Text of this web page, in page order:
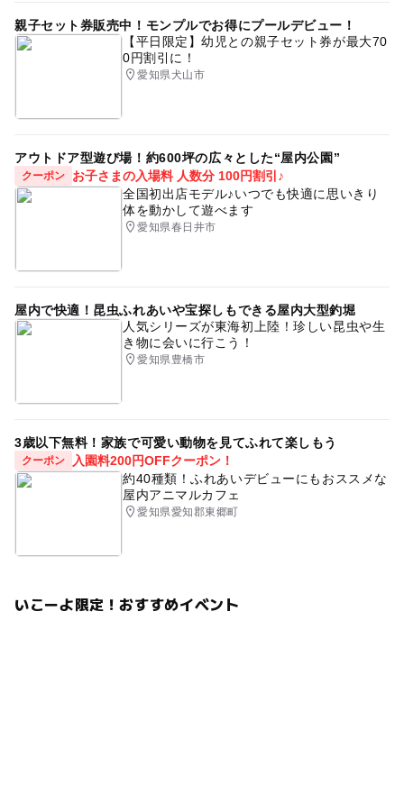
親子セット券販売中！モンプルでお得にプールデビュー！
【平日限定】幼児との親子セット券が最大70
0円割引に！
愛知県犬山市
アウトドア型遊び場！約600坪の広々とした“屋内公園”
クーポン
お子さまの入場料 人数分 100円割引♪
全国初出店モデル♪いつでも快適に思いきり
体を動かして遊べます
愛知県春日井市
屋内で快適！昆虫ふれあいや宝探しもできる屋内大型釣堀
人気シリーズが東海初上陸！珍しい昆虫や生
き物に会いに行こう！
愛知県豊橋市
3歳以下無料！家族で可愛い動物を見てふれて楽しもう
クーポン
入園料200円OFFクーポン！
約40種類！ふれあいデビューにもおススメな
屋内アニマルカフェ
愛知県愛知郡東郷町
いこーよ限定！おすすめイベント